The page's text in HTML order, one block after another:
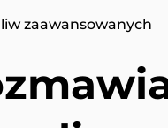
zaawansowanych